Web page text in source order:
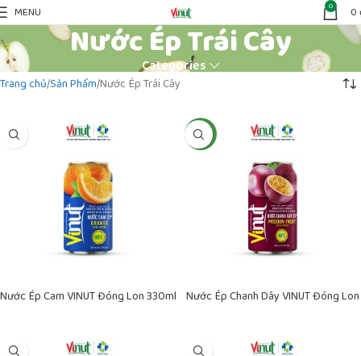
MENU 0 0
Nước Ép Trái Cây
Categories
Trang chủ Sản Phẩm Nước Ép Trái Cây
Nước Ép Cam VINUT Đóng Lon 330ml
NEW
Nước Ép Chanh Dây VINUT Đóng Lon